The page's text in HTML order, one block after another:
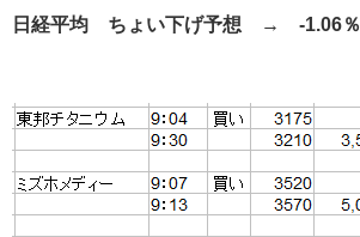
日経平均 ちょい下げ予想 → -1.06％